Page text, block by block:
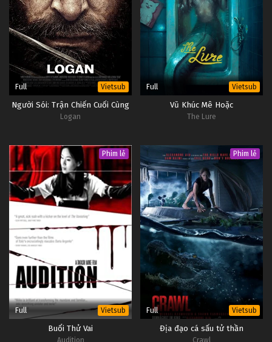
Full Vietsub
Người Sói: Trận Chiến Cuối Cùng
Logan
Full Vietsub
Vũ Khúc Mê Hoặc
The Lure
Phim lẻ
Full Vietsub
Buổi Thử Vai
Phim lẻ
Full Vietsub
Địa đạo cá sấu tử thần